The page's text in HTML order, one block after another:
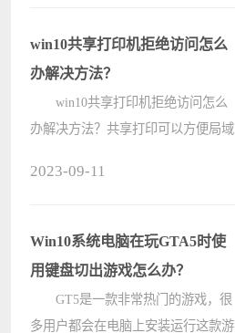
常的使用了，遇到这个问题应该怎么
处理????
win10共享打印机拒绝访问怎么
办解决方法？
win10共享打印机拒绝访问怎么
办解决方法？共享打印可以方便局域
主机设置的权限不足，可以尝试通过
修改????
2023-09-11
Win10系统电脑在玩GTA5时使
用键盘切出游戏怎么办？
GT5是一款非常热门的游戏，很
多用户都会在电脑上安装运行这款游